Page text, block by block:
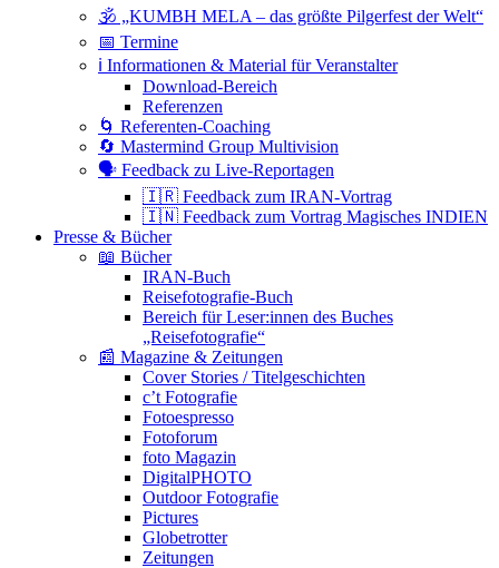
🕉 „KUMBH MELA – das größte Pilgerfest der Welt“
📅 Termine
ℹ️ Informationen & Material für Veranstalter
Download-Bereich
Referenzen
🌀 Referenten-Coaching
🔄 Mastermind Group Multivision
🗣 Feedback zu Live-Reportagen
🇮🇷 Feedback zum IRAN-Vortrag
🇮🇳 Feedback zum Vortrag Magisches INDIEN
Presse & Bücher
📖 Bücher
IRAN-Buch
Reisefotografie-Buch
Bereich für Leser:innen des Buches
„Reisefotografie“
📰 Magazine & Zeitungen
Cover Stories / Titelgeschichten
c’t Fotografie
Fotoespresso
Fotoforum
foto Magazin
DigitalPHOTO
Outdoor Fotografie
Pictures
Globetrotter
Zeitungen